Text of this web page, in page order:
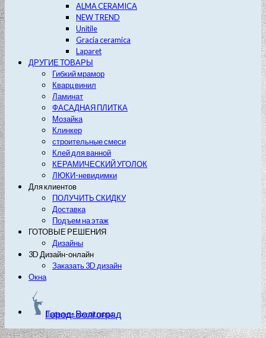
ALMA CERAMICA
NEW TREND
Unitile
Gracia ceramica
Laparet
ДРУГИЕ ТОВАРЫ
Гибкий мрамор
Кварц винил
Ламинат
ФАСАДНАЯ ПЛИТКА
Мозайка
Клинкер
строительные смеси
Клей для ванной
КЕРАМИЧЕСКИЙ УГОЛОК
ЛЮКИ-невидимки
Для клиентов
ПОЛУЧИТЬ СКИДКУ
Доставка
Подъем на этаж
ГОТОВЫЕ РЕШЕНИЯ
Дизайны
3D Дизайн-онлайн
Заказать 3D дизайн
Окна
Город: Волгоград
Выберите другой город